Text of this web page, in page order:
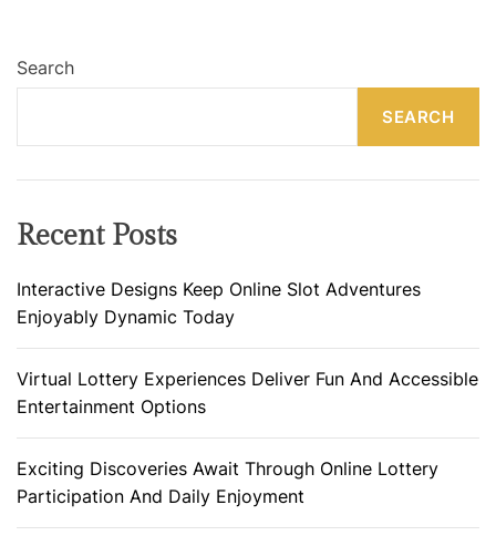
Search
SEARCH
Recent Posts
Interactive Designs Keep Online Slot Adventures
Enjoyably Dynamic Today
Virtual Lottery Experiences Deliver Fun And Accessible
Entertainment Options
Exciting Discoveries Await Through Online Lottery
Participation And Daily Enjoyment